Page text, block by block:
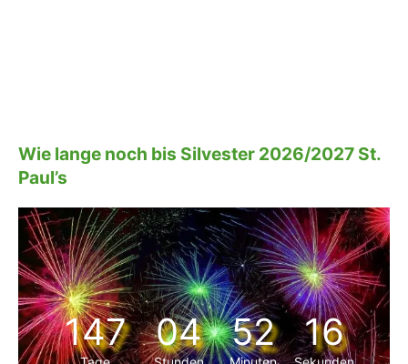
Wie lange noch bis Silvester 2026/2027 St.
Paul’s
147 04 52 16